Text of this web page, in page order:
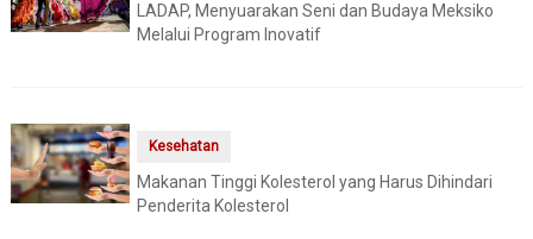
LADAP, Menyuarakan Seni dan Budaya Meksiko
Melalui Program Inovatif
Kesehatan
Makanan Tinggi Kolesterol yang Harus Dihindari
Penderita Kolesterol